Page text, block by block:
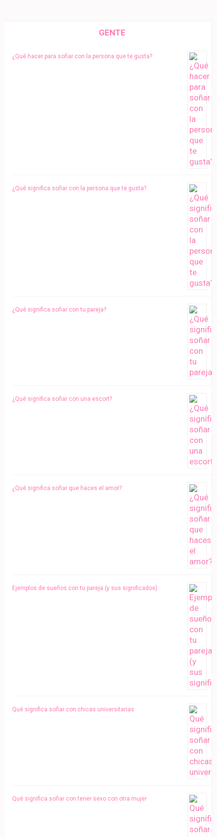
GENTE
¿Qué hacer para soñar con la persona que te gusta?
¿Qué significa soñar con la persona que te gusta?
¿Qué significa soñar con tu pareja?
¿Qué significa soñar con una escort?
¿Qué significa soñar que haces el amor?
Ejemplos de sueños con tu pareja (y sus significados)
Qué significa soñar con chicas universitarias
Qué significa soñar con tener sexo con otra mujer